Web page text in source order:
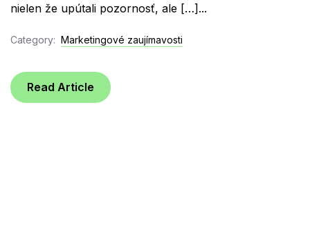
nielen že upútali pozornosť, ale […]...
Category: Marketingové zaujímavosti
Read Article